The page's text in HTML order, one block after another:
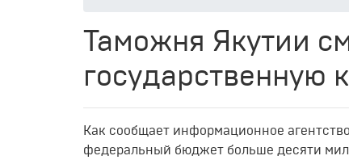
Таможня Якутии
государственную
Как сообщает информационное
федеральный бюджет больше десяти